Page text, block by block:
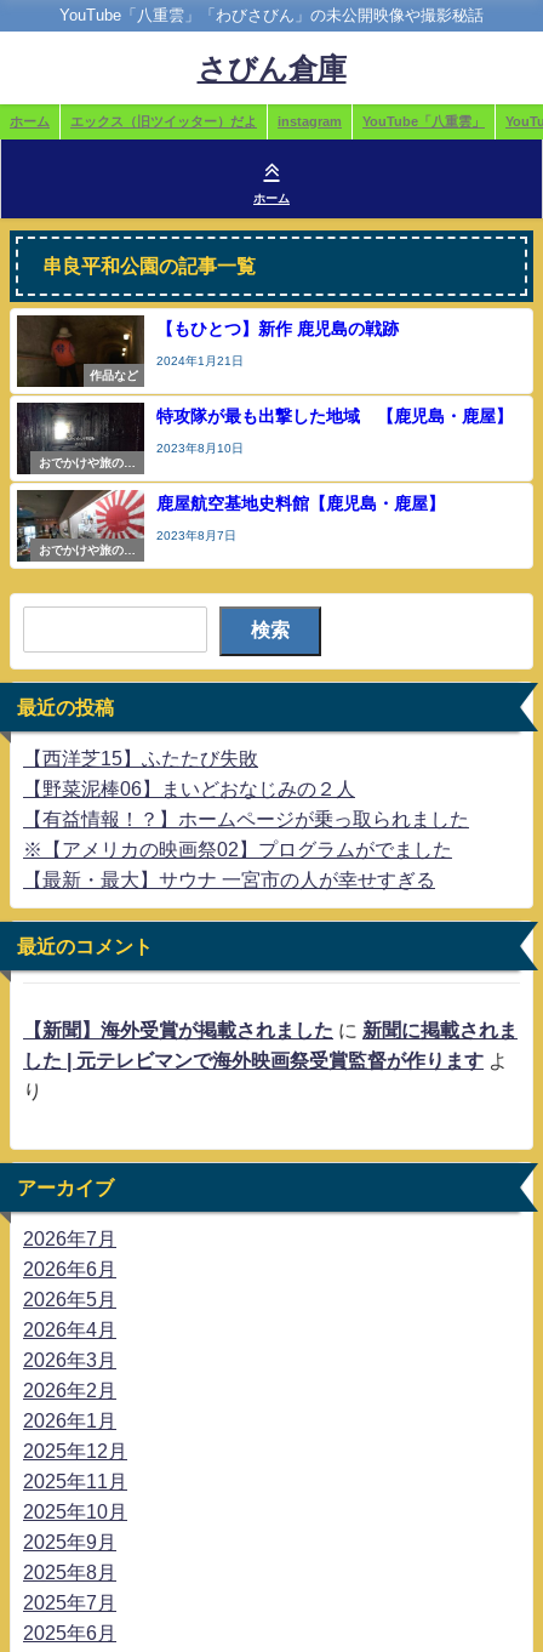
YouTube「八重雲」「わびさびん」の未公開映像や撮影秘話
さびん倉庫
ホーム エックス（旧ツイッター）だよ instagram YouTube「八重雲」
ホーム
串良平和公園の記事一覧
作品など
【もひとつ】新作 鹿児島の戦跡
2024年1月21日
おでかけや旅の参
考
特攻隊が最も出撃した地域 【鹿児島・鹿屋】
2023年8月10日
おでかけや旅の参
考
鹿屋航空基地史料館【鹿児島・鹿屋】
2023年8月7日
検索
最近の投稿
【西洋芝15】ふたたび失敗
【野菜泥棒06】まいどおなじみの２人
【有益情報！？】ホームページが乗っ取られました
※【アメリカの映画祭02】プログラムがでました
【最新・最大】サウナ 一宮市の人が幸せすぎる
最近のコメント
【新聞】海外受賞が掲載されました に 新聞に掲載されま
した | 元テレビマンで海外映画祭受賞監督が作ります よ
り
アーカイブ
2026年7月
2026年6月
2026年5月
2026年4月
2026年3月
2026年2月
2026年1月
2025年12月
2025年11月
2025年10月
2025年9月
2025年8月
2025年7月
2025年6月